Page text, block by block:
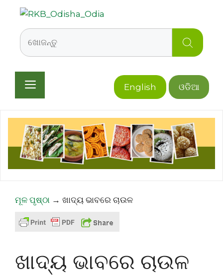
contentSearch
English ଓଡିଆ
Menu
ମୂଳ ପୃଷ୍ଠା → ଖାଦ୍ୟ ଭାବରେ ଚାଉଳ
ଖାଦ୍ୟ ଭାବରେ ଚାଉଳ